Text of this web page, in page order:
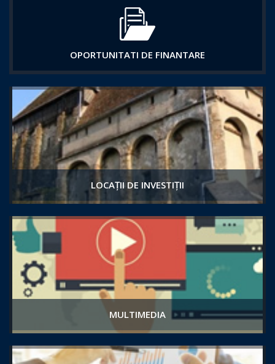
OPORTUNITATI DE FINANTARE
LOCAȚII DE INVESTIȚII
MULTIMEDIA